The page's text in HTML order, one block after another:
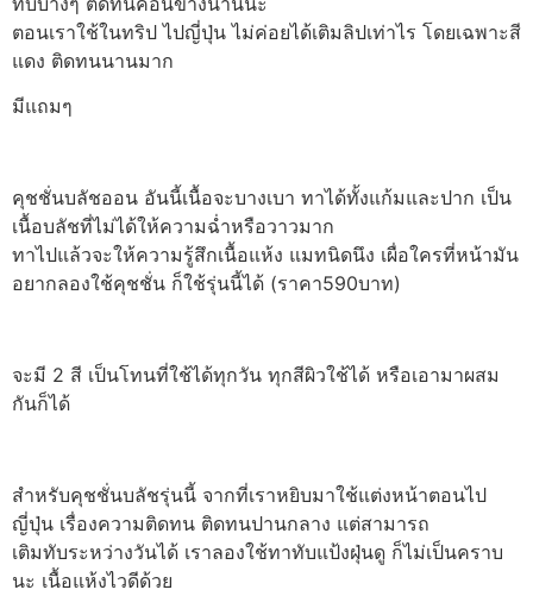
ตอนเราใช้ในทริป ไปญี่ปุ่น ไม่ค่อยได้เติมลิปเท่าไร โดยเฉพาะสี
แดง ติดทนนานมาก
มีแถมๆ
คุชชั่นบลัชออน อันนี้เนื้อจะบางเบา ทาได้ทั้งแก้มและปาก เป็น
เนื้อบลัชที่ไม่ได้ให้ความฉ่ำหรือวาวมาก
ทาไปแล้วจะให้ความรู้สึกเนื้อแห้ง แมทนิดนึง เผื่อใครที่หน้ามัน
อยากลองใช้คุชชั่น ก็ใช้รุ่นนี้ได้ (ราคา590บาท)
จะมี 2 สี เป็นโทนที่ใช้ได้ทุกวัน ทุกสีผิวใช้ได้ หรือเอามาผสม
กันก็ได้
สำหรับคุชชั่นบลัชรุ่นนี้ จากที่เราหยิบมาใช้แต่งหน้าตอนไป
ญี่ปุ่น เรื่องความติดทน ติดทนปานกลาง แต่สามารถ
เติมทับระหว่างวันได้ เราลองใช้ทาทับแป้งฝุ่นดู ก็ไม่เป็นคราบ
นะ เนื้อแห้งไวดีด้วย